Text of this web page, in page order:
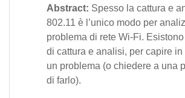
Abstract: Spesso la cattura e
802.11 è l’unico modo per
problema di rete Wi-Fi.
di cattura e analisi, per capire
un problema (o chiedere a una
di farlo).